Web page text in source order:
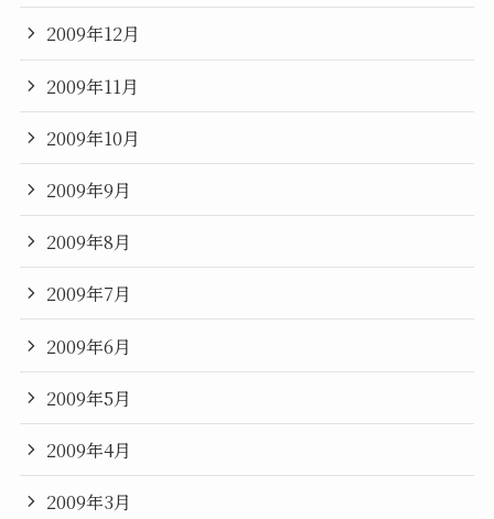
2009年12月
2009年11月
2009年10月
2009年9月
2009年8月
2009年7月
2009年6月
2009年5月
2009年4月
2009年3月